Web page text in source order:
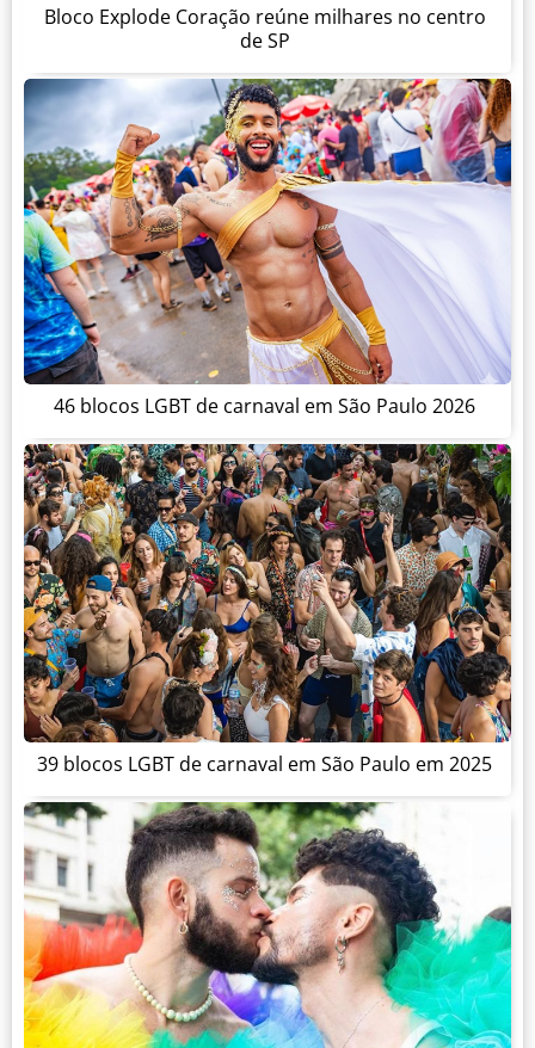
Bloco Explode Coração reúne milhares no centro
de SP
46 blocos LGBT de carnaval em São Paulo 2026
39 blocos LGBT de carnaval em São Paulo em 2025